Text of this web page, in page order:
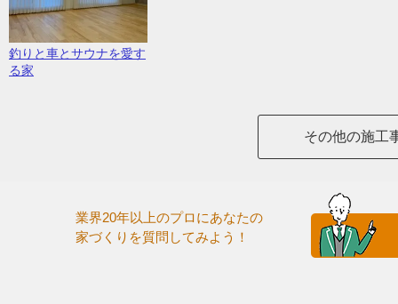
釣りと車とサウナを愛す
る家
その他の施工
業界20年以上のプロにあなたの
家づくりを質問してみよう！